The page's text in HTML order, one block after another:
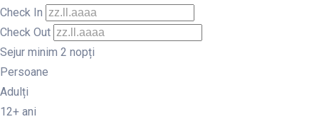
Check In
Check Out
Sejur minim 2 nopți
Persoane
Adulți
12+ ani